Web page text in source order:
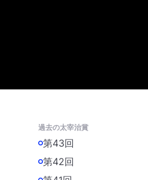
過去の太宰治賞
第43回
第42回